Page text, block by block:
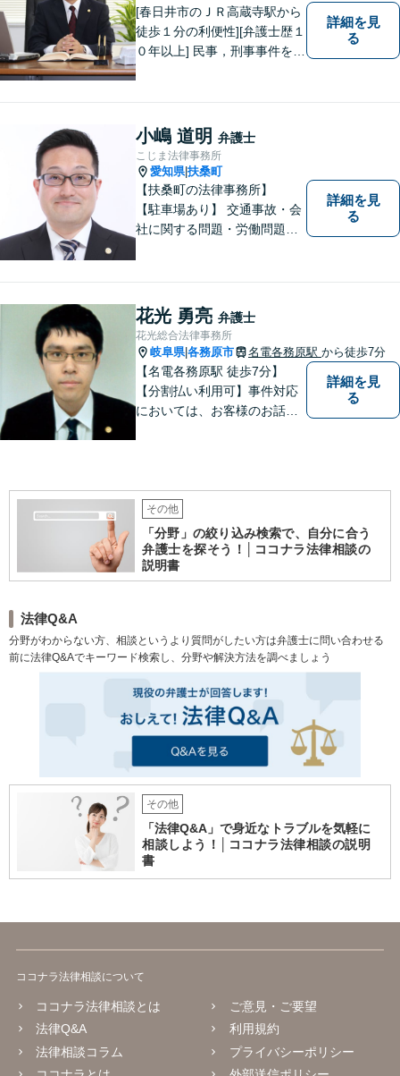
い。
[春日井市のＪＲ高蔵寺駅から
徒歩１分の利便性][弁護士歴１
０年以上] 民事，刑事事件を問
善の解決となることを目指し
ます。 一お困り事がございま
したらお気軽にご相談下さ
い。
詳細を見
る
小嶋 道明 弁護士
こじま法律事務所
愛知県|扶桑町
【扶桑町の法律事務所】
【駐車場あり】 交通事故・会
社に関する問題・労働問題・
詳細を見
る
花光 勇亮 弁護士
花光総合法律事務所
岐阜県|各務原市 名電各務原駅 から徒歩7分
【名電各務原駅 徒歩7分】
【分割払い利用可】事件対応
においては、お客様のお話を
ることを心がけています。
詳細を見
る
その他
「分野」の絞り込み検索で、自分に合う
弁護士を探そう！│ココナラ法律相談の
説明書
法律Q&A
分野がわからない方、相談というより質問がしたい方は弁護士に問い合わせる
前に法律Q&Aでキーワード検索し、分野や解決方法を調べましょう
その他
「法律Q&A」で身近なトラブルを気軽に
相談しよう！│ココナラ法律相談の説明
書
ココナラ法律相談について
ココナラ法律相談とは
法律Q&A
法律相談コラム
ご意見・ご要望
利用規約
プライバシーポリシー